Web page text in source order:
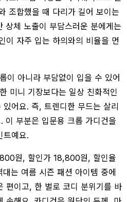
조합했을 때 다리가 길어 보이는
상체 노출이 부담스러운 분에게는
이 자주 입는 하의와의 비율을 먼
이 아니라 부담없이 입을 수 있어
미니 기장보다는 일상 친화적인
어요. 즉, 트렌디한 무드는 살리
이 부분은 입문용 크롭 가디건을
트예요.
원, 할인가 18,800원, 할인율
는 여름 시즌 패션 아이템 중에
편이고, 한 벌로 코디 분위기를 바